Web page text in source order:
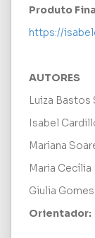
Produto
https://
AUTORES
Luiza Bastos
Isabel
Mariana
Maria
Giulia
Orientador: